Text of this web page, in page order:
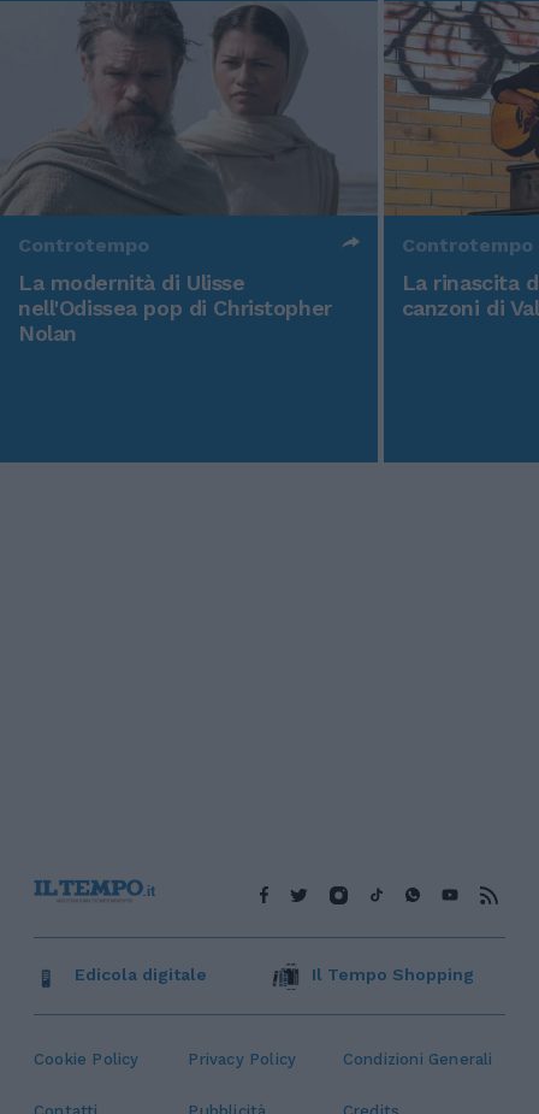
Controtempo
La modernità di Ulisse
nell'Odissea pop di Christopher
Nolan
Controtempo
La rinascita
canzoni di
Cookie Policy Privacy Policy Condizioni Generali
Edicola digitale Il Tempo Shopping